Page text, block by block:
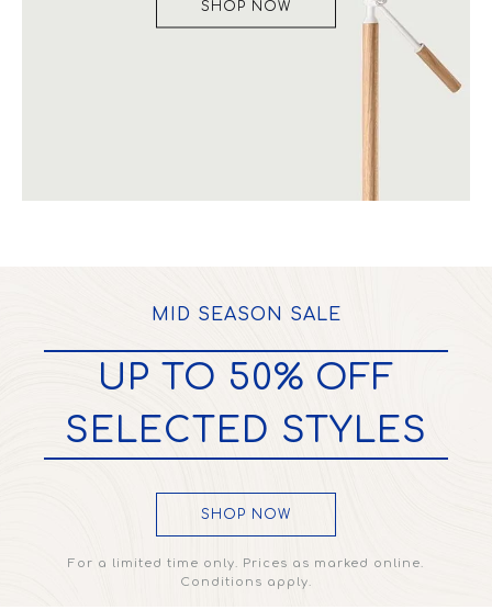
SHOP NOW
MID SEASON SALE
UP TO 50% OFF
SELECTED STYLES
SHOP NOW
For a limited time only. Prices as marked online.
Conditions apply.